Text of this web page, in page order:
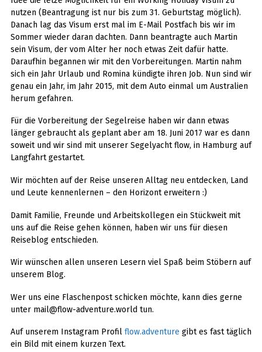
nutzen (Beantragung ist nur bis zum 31. Geburtstag möglich).
Danach lag das Visum erst mal im E-Mail Postfach bis wir im
Sommer wieder daran dachten. Dann beantragte auch Martin
sein Visum, der vom Alter her noch etwas Zeit dafür hatte.
Daraufhin begannen wir mit den Vorbereitungen. Martin nahm
sich ein Jahr Urlaub und Romina kündigte ihren Job. Nun sind wir
genau ein Jahr, im Jahr 2015, mit dem Auto einmal um Australien
herum gefahren.
Für die Vorbereitung der Segelreise haben wir dann etwas
länger gebraucht als geplant aber am 18. Juni 2017 war es dann
soweit und wir sind mit unserer Segelyacht flow, in Hamburg auf
Langfahrt gestartet.
Wir möchten auf der Reise unseren Alltag neu entdecken, Land
und Leute kennenlernen – den Horizont erweitern :)
Damit Familie, Freunde und Arbeitskollegen ein Stückweit mit
uns auf die Reise gehen können, haben wir uns für diesen
Reiseblog entschieden.
Wir wünschen allen unseren Lesern viel Spaß beim Stöbern auf
unserem Blog.
Wer uns eine Flaschenpost schicken möchte, kann dies gerne
unter mail@flow-adventure.world tun.
Auf unserem Instagram Profil flow.adventure gibt es fast täglich
ein Bild mit einem kurzen Text.